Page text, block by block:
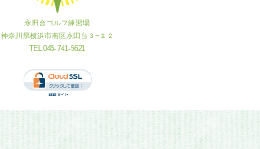
永田台ゴルフ練習場
神奈川県横浜市南区永田台３−１２
TEL.045-741-5621